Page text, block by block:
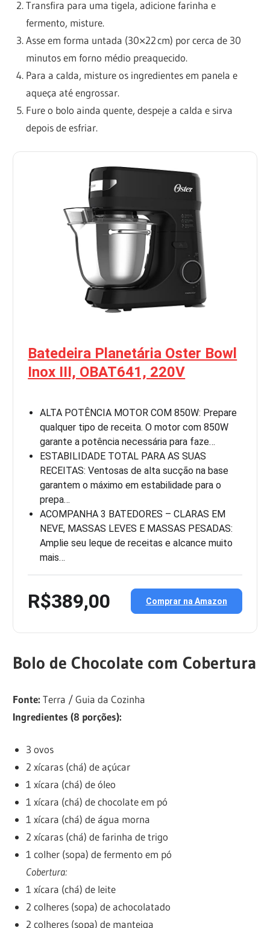
Transfira para uma tigela, adicione farinha e
fermento, misture.
Asse em forma untada (30×22 cm) por cerca de 30
minutos em forno médio preaquecido.
Para a calda, misture os ingredientes em panela e
aqueça até engrossar.
Fure o bolo ainda quente, despeje a calda e sirva
depois de esfriar.
Batedeira Planetária Oster Bowl
Inox III, OBAT641, 220V
ALTA POTÊNCIA MOTOR COM 850W: Prepare
qualquer tipo de receita. O motor com 850W
garante a potência necessária para faze…
ESTABILIDADE TOTAL PARA AS SUAS
RECEITAS: Ventosas de alta sucção na base
garantem o máximo em estabilidade para o
prepa…
ACOMPANHA 3 BATEDORES – CLARAS EM
NEVE, MASSAS LEVES E MASSAS PESADAS:
Amplie seu leque de receitas e alcance muito
mais…
R$389,00 Comprar na Amazon
Bolo de Chocolate com Cobertura
Fonte: Terra / Guia da Cozinha
Ingredientes (8 porções):
3 ovos
2 xícaras (chá) de açúcar
1 xícara (chá) de óleo
1 xícara (chá) de chocolate em pó
1 xícara (chá) de água morna
2 xícaras (chá) de farinha de trigo
1 colher (sopa) de fermento em pó
Cobertura:
1 xícara (chá) de leite
2 colheres (sopa) de achocolatado
2 colheres (sopa) de manteiga